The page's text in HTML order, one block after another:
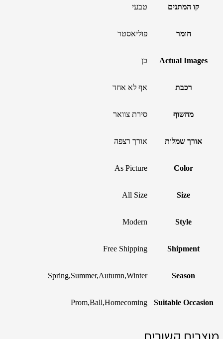
קו המתנים טבעי
חומר פוליאסטר
Actual Images כן
רכבת אף לא אחד
מחשוף סירת צוואר
אורך שמלות אורך רצפה
Color
As Picture
Size
All Size
Style
Modern
Shipment
Free Shipping
Season
Spring,Summer,Autumn,Winter
Suitable Occasion
Prom,Ball,Homecoming